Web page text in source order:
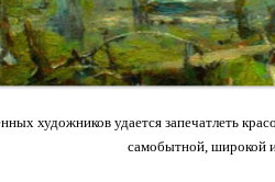
художников удается запечатлеть
самобытной, широкой